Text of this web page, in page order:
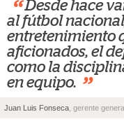
“ Desde hace
al fútbol
entretenimiento
aficionados, el
como la
en equipo. ”
Juan Luis Fonseca , gerente